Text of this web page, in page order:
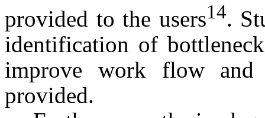
provided to the users14.
identification of
improve work flow and
provided.